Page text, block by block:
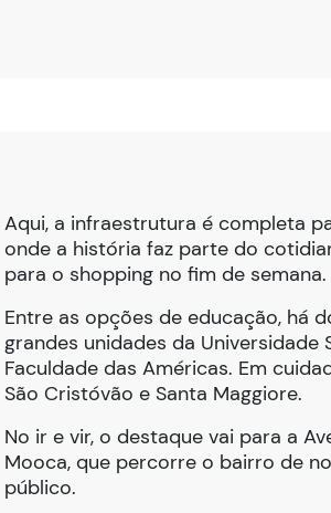
Aqui, a infraestrutura é completa
onde a história faz parte do
para o shopping no fim de semana.
Entre as opções de educação, há
grandes unidades da Universidade
Faculdade das Américas. Em
São Cristóvão e Santa Maggiore.
No ir e vir, o destaque vai para a
Mooca, que percorre o bairro de
público.